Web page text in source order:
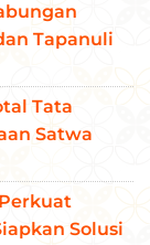
Tapanuli
Tata
Satwa
Solusi